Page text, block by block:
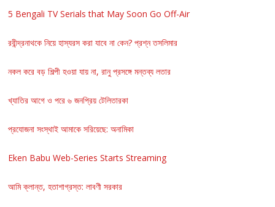
5 Bengali TV Serials that May Soon Go Off-Air
রবীন্দ্রনাথকে নিয়ে হাস্যরস করা যাবে না কেন? প্রশ্ন তসলিমার
নকল করে বড় শিল্পী হওয়া যায় না, রানু প্রসঙ্গে মন্তব্য লতার
খ্যাতির আগে ও পরে ৬ জনপ্রিয় টেলিতারকা
প্রযোজনা সংস্থাই আমাকে সরিয়েছে: অনামিকা
Eken Babu Web-Series Starts Streaming
আমি ক্লান্ত, হতাশাগ্রস্ত: লাবণী সরকার